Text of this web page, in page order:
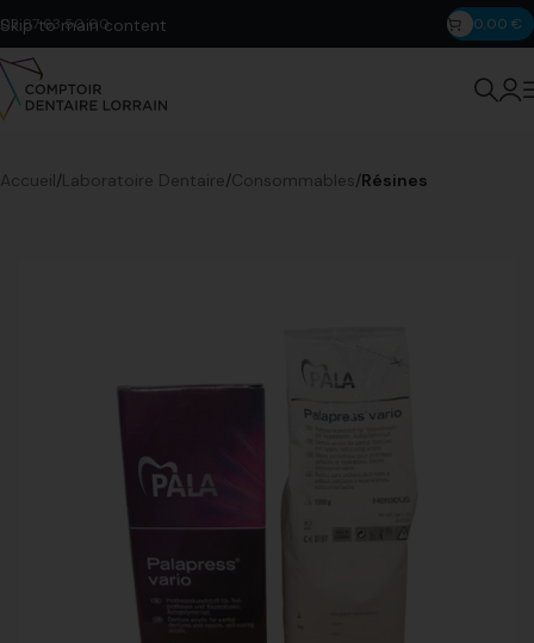
Skip to main content
03 87 63 50 00 0,00 €
Accueil Laboratoire Dentaire Consommables Résines